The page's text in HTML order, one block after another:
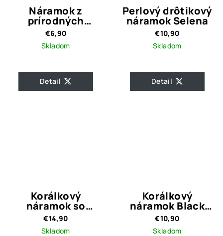
Náramok z
prírodných
kameňov Hematit
White
€6,90
Skladom
Detail
Perlový drôtikový
náramok Selena
€10,90
Skladom
Detail
Korálkový
náramok so
srdiečkami Elissa
Green
€14,90
Skladom
Korálkový
náramok Black
Nella
€10,90
Skladom